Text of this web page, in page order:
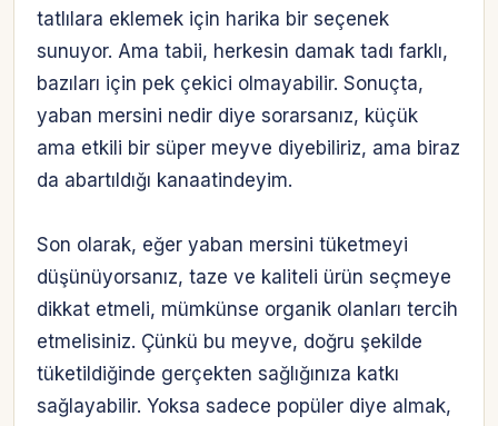
tatlılara eklemek için harika bir seçenek
sunuyor. Ama tabii, herkesin damak tadı farklı,
bazıları için pek çekici olmayabilir. Sonuçta,
yaban mersini nedir diye sorarsanız, küçük
ama etkili bir süper meyve diyebiliriz, ama biraz
da abartıldığı kanaatindeyim.
Son olarak, eğer yaban mersini tüketmeyi
düşünüyorsanız, taze ve kaliteli ürün seçmeye
dikkat etmeli, mümkünse organik olanları tercih
etmelisiniz. Çünkü bu meyve, doğru şekilde
tüketildiğinde gerçekten sağlığınıza katkı
sağlayabilir. Yoksa sadece popüler diye almak,